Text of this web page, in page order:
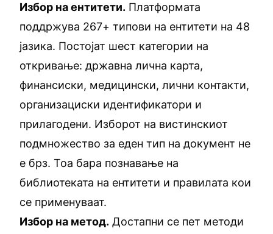
Избор на ентитети. Платформата
поддржува 267+ типови на ентитети на 48
јазика. Постојат шест категории на
откривање: државна лична карта,
финансиски, медицински, лични контакти,
организациски идентификатори и
прилагодени. Изборот на вистинскиот
подмножество за еден тип на документ не
е брз. Тоа бара познавање на
библиотеката на ентитети и правилата кои
се применуваат.
Избор на метод. Достапни се пет методи